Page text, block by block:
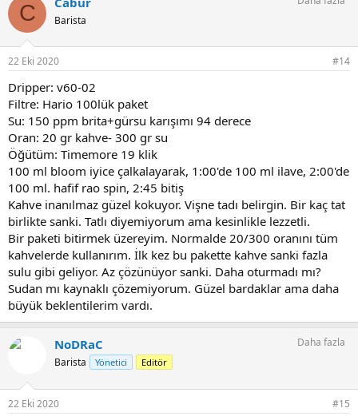
k
l
:
C Barista
22 Eki 2020 #14
Dripper: v60-02
Filtre: Hario 100lük paket
Su: 150 ppm brita+gürsu karışımı 94 derece
Oran: 20 gr kahve- 300 gr su
Öğütüm: Timemore 19 klik
100 ml bloom iyice çalkalayarak, 1:00'de 100 ml ilave, 2:00'de
100 ml. hafif rao spin, 2:45 bitiş
Kahve inanılmaz güzel kokuyor. Vişne tadı belirgin. Bir kaç tat
birlikte sanki. Tatlı diyemiyorum ama kesinlikle lezzetli.
Bir paketi bitirmek üzereyim. Normalde 20/300 oranını tüm
kahvelerde kullanırım. İlk kez bu pakette kahve sanki fazla
sulu gibi geliyor. Az çözünüyor sanki. Daha oturmadı mı?
Sudan mı kaynaklı çözemiyorum. Güzel bardaklar ama daha
büyük beklentilerim vardı.
NoDRaC
Barista Yönetici Editör
Daha fazla
22 Eki 2020 #15